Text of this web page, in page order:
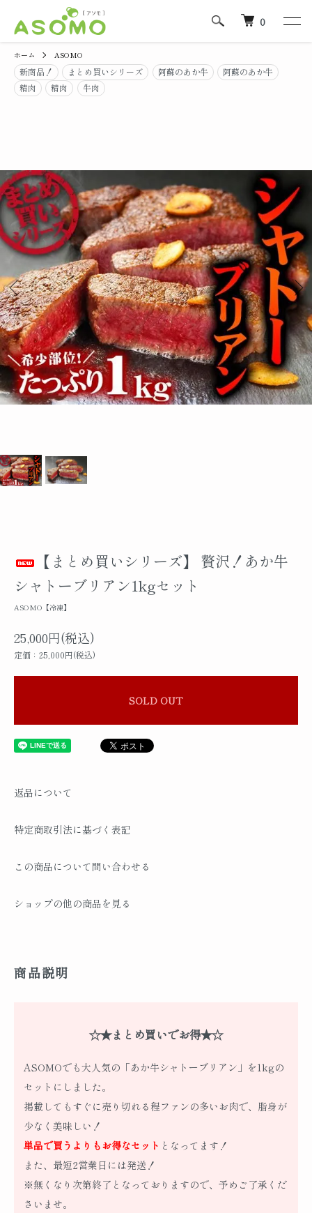
0
ホーム ASOMO
新商品！ まとめ買いシリーズ 阿蘇のあか牛
阿蘇のあか牛
精肉
精肉 牛肉
【まとめ買いシリーズ】 贅沢！あか牛
シャトーブリアン1kgセット
ASOMO【冷凍】
25,000円(税込)
定価：25,000円(税込)
SOLD OUT
返品について
特定商取引法に基づく表記
この商品について問い合わせる
ショップの他の商品を見る
商品説明
☆★まとめ買いでお得★☆
ASOMOでも大人気の「あか牛シャトーブリアン」を1kgの
セットにしました。
掲載してもすぐに売り切れる程ファンの多いお肉で、脂身が
少なく美味しい！
単品で買うよりもお得なセット となってます！
また、最短2営業日には発送！
※無くなり次第終了となっておりますので、予めご了承くだ
さいませ。